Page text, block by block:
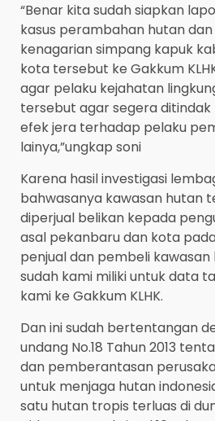
“Benar kita sudah siapkan
kasus perambahan hutan
kenagarian simpang kapuk
kota tersebut ke Gakkum
agar pelaku kejahatan
tersebut agar segera
efek jera terhadap pelaku
lainya,”ungkap soni
Karena hasil investigasi
bahwasanya kawasan hutan
diperjual belikan kepada
asal pekanbaru dan kota
penjual dan pembeli
sudah kami miliki untuk data
kami ke Gakkum KLHK.
Dan ini sudah bertentangan
undang No.18 Tahun 2013
dan pemberantasan
untuk menjaga hutan
satu hutan tropis terluas di